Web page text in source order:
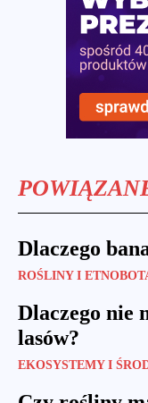
Dlaczego
ROŚLINY I
Dlaczego nie
lasów?
EKOSYSTEMY I